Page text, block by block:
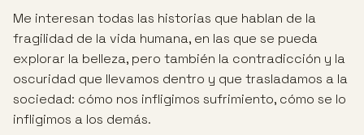
Me interesan todas las historias que hablan de la
fragilidad de la vida humana, en las que se pueda
explorar la belleza, pero también la contradicción y la
oscuridad que llevamos dentro y que trasladamos a la
sociedad: cómo nos infligimos sufrimiento, cómo se lo
infligimos a los demás.